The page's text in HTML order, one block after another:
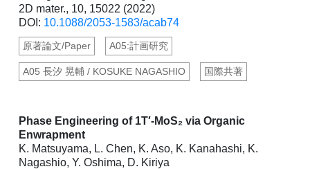
2D mater., 10, 15022 (2022)
DOI: 10.1088/2053-1583/acab74
原著論文/Paper A05:計画研究
A05 長汐 晃輔 / KOSUKE NAGASHIO 国際共著
Phase Engineering of 1T′-MoS₂ via Organic
Enwrapment
K. Matsuyama, L. Chen, K. Aso, K. Kanahashi, K.
Nagashio, Y. Oshima, D. Kiriya